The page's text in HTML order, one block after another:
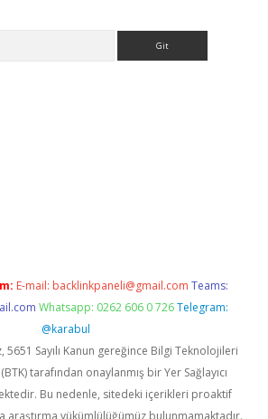
E-mail: backlinkpaneli@gmail.com Teams:
Whatsapp: 0262 606 0 726 Telegram:
@karabul
5651 Sayılı Kanun gereğince Bilgi Teknolojileri
tarafından onaylanmış bir Yer Sağlayıcı
Bu nedenle, sitedeki içerikleri proaktif
araştırma yükümlülüğümüz bulunmamaktadır.